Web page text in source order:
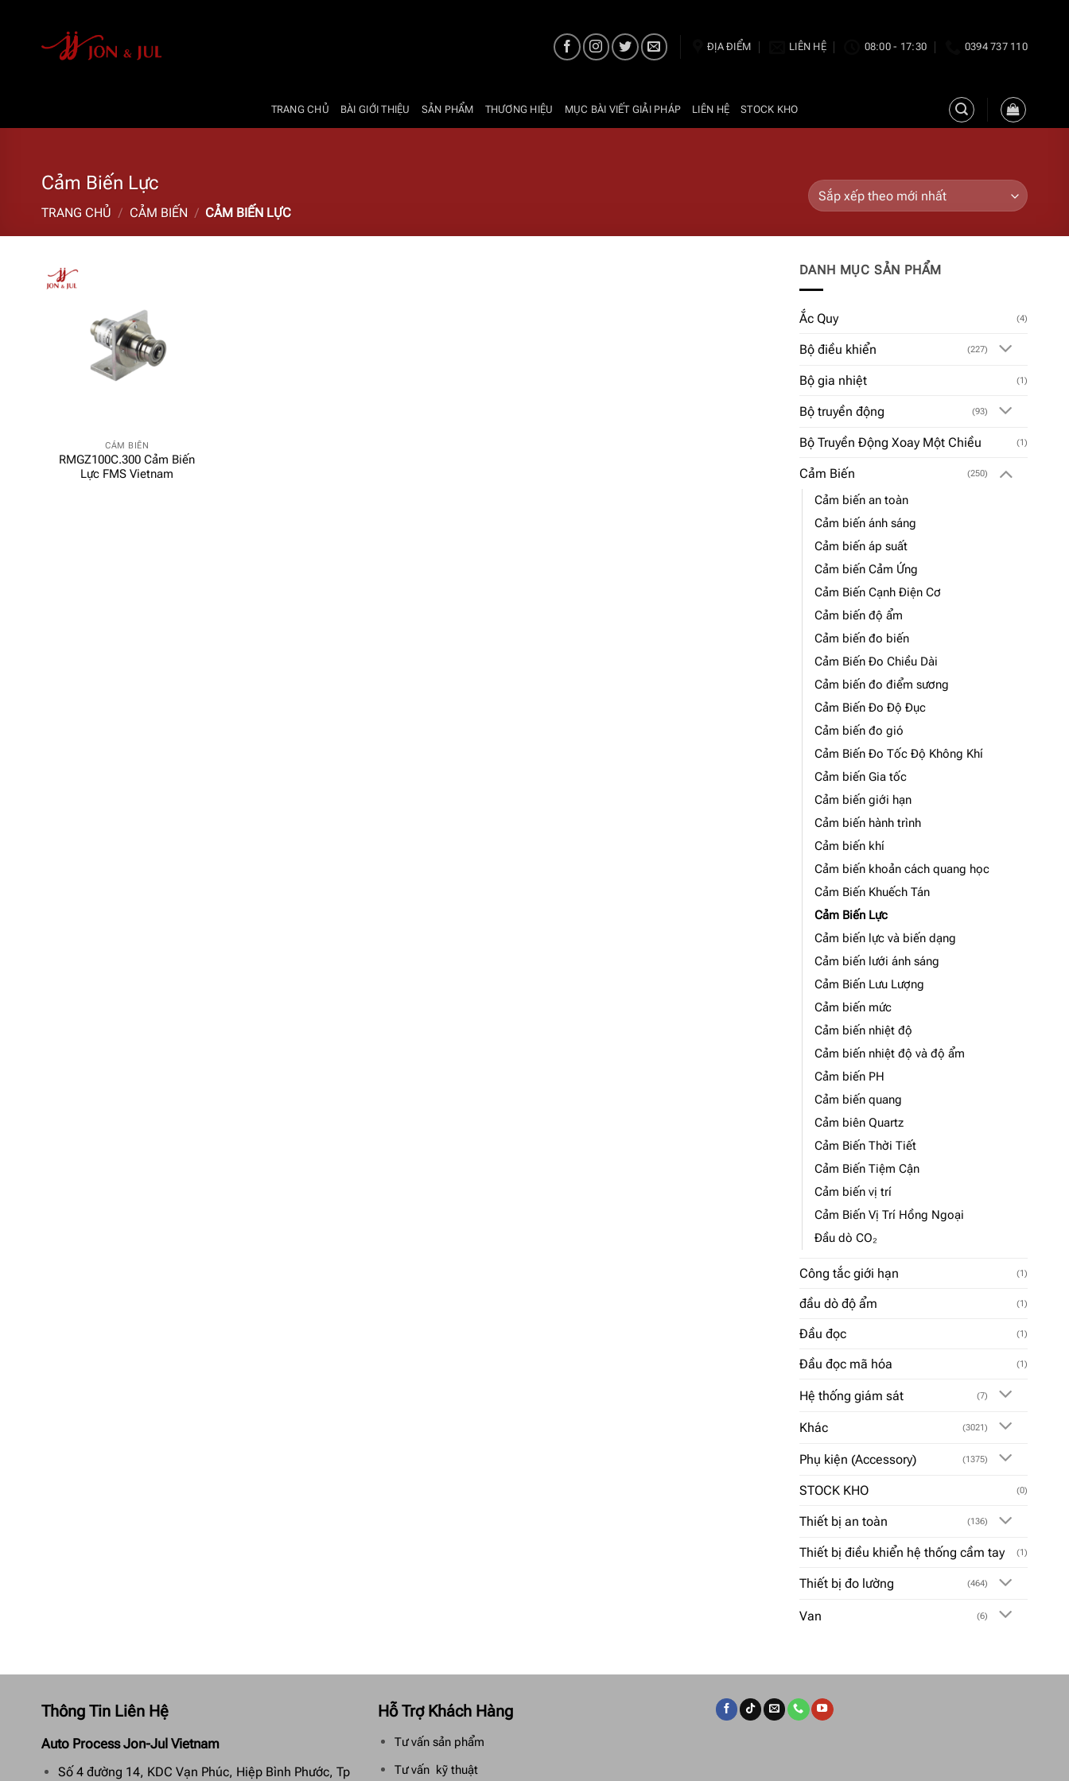
ĐỊA ĐIỂM LIÊN HỆ 08:00 - 17:30 0394 737 110
TRANG CHỦ BÀI GIỚI THIỆU SẢN PHẨM THƯƠNG HIỆU MỤC BÀI VIẾT GIẢI PHÁP LIÊN HỆ STOCK KHO
Cảm Biến Lực
TRANG CHỦ / CẢM BIẾN / CẢM BIẾN LỰC
CẢM BIẾN
RMGZ100C.300 Cảm Biến
Lực FMS Vietnam
DANH MỤC SẢN PHẨM
Ắc Quy (4)
Bộ điều khiển (227)
Bộ gia nhiệt (1)
Bộ truyền động (93)
Bộ Truyền Động Xoay Một Chiều (1)
Cảm Biến (250)
Cảm biến an toàn
Cảm biến ánh sáng
Cảm biến áp suất
Cảm biến Cảm Ứng
Cảm Biến Cạnh Điện Cơ
Cảm biến độ ẩm
Cảm biến đo biến
Cảm Biến Đo Chiều Dài
Cảm biến đo điểm sương
Cảm Biến Đo Độ Đục
Cảm biến đo gió
Cảm Biến Đo Tốc Độ Không Khí
Cảm biến Gia tốc
Cảm biến giới hạn
Cảm biến hành trình
Cảm biến khí
Cảm biến khoản cách quang học
Cảm Biến Khuếch Tán
Cảm Biến Lực
Cảm biến lực và biến dạng
Cảm biến lưới ánh sáng
Cảm Biến Lưu Lượng
Cảm biến mức
Cảm biến nhiệt độ
Cảm biến nhiệt độ và độ ẩm
Cảm biến PH
Cảm biến quang
Cảm biên Quartz
Cảm Biến Thời Tiết
Cảm Biến Tiệm Cận
Cảm biến vị trí
Cảm Biến Vị Trí Hồng Ngoại
Đầu dò CO₂
Công tắc giới hạn (1)
đầu dò độ ẩm (1)
Đầu đọc (1)
Đầu đọc mã hóa (1)
Hệ thống giám sát (7)
Khác (3021)
Phụ kiện (Accessory) (1375)
STOCK KHO (0)
Thiết bị an toàn (136)
Thiết bị điều khiển hệ thống cầm tay (1)
Thiết bị đo lường (464)
Van (6)
Thông Tin Liên Hệ
Auto Process Jon-Jul Vietnam
Số 4 đường 14, KDC Vạn Phúc, Hiệp Bình Phước, Tp
Hỗ Trợ Khách Hàng
Tư vấn sản phẩm
Tư vấn kỹ thuật